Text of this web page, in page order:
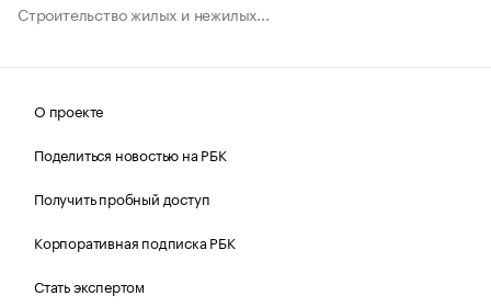
Строительство жилых и нежилых...
О проекте
Поделиться новостью на РБК
Получить пробный доступ
Корпоративная подписка РБК
Стать экспертом